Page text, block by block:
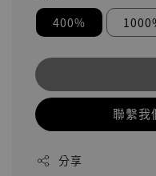
400%
聯繫
分享